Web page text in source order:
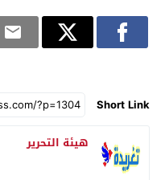
Short Link
هيئة التحرير